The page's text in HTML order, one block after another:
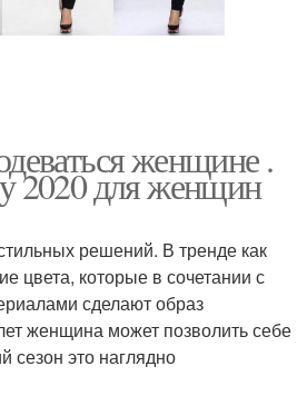
женщине .
2020 для женщин
решений. В тренде как
цвета, которые в сочетании с
сделают образ
женщина может позволить себе
сезон это наглядно